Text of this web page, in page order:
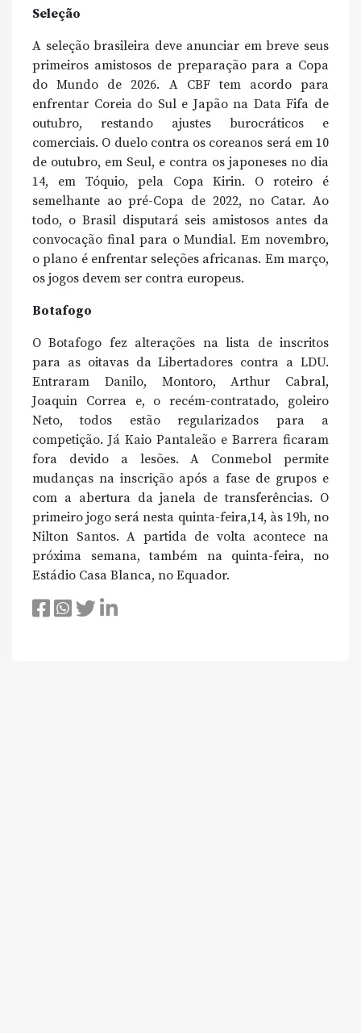
Seleção
A seleção brasileira deve anunciar em breve seus
primeiros amistosos de preparação para a Copa
do Mundo de 2026. A CBF tem acordo para
enfrentar Coreia do Sul e Japão na Data Fifa de
outubro, restando ajustes burocráticos e
comerciais. O duelo contra os coreanos será em 10
de outubro, em Seul, e contra os japoneses no dia
14, em Tóquio, pela Copa Kirin. O roteiro é
semelhante ao pré-Copa de 2022, no Catar. Ao
todo, o Brasil disputará seis amistosos antes da
convocação final para o Mundial. Em novembro,
o plano é enfrentar seleções africanas. Em março,
os jogos devem ser contra europeus.
Botafogo
O Botafogo fez alterações na lista de inscritos
para as oitavas da Libertadores contra a LDU.
Entraram Danilo, Montoro, Arthur Cabral,
Joaquin Correa e, o recém-contratado, goleiro
Neto, todos estão regularizados para a
competição. Já Kaio Pantaleão e Barrera ficaram
fora devido a lesões. A Conmebol permite
mudanças na inscrição após a fase de grupos e
com a abertura da janela de transferências. O
primeiro jogo será nesta quinta-feira,14, às 19h, no
Nilton Santos. A partida de volta acontece na
próxima semana, também na quinta-feira, no
Estádio Casa Blanca, no Equador.